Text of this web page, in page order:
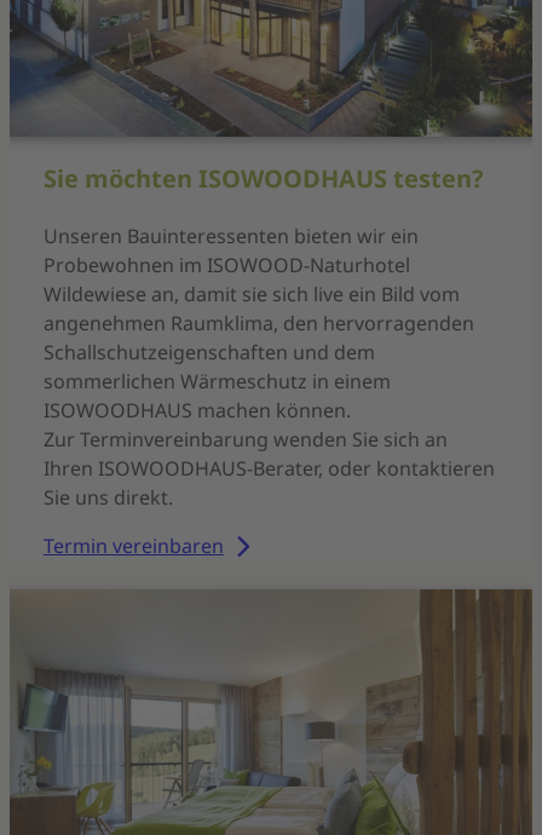
Sie möchten ISOWOODHAUS testen?
Unseren Bauinteressenten bieten wir ein
Probewohnen im ISOWOOD-Naturhotel
Wildewiese an, damit sie sich live ein Bild vom
angenehmen Raumklima, den hervorragenden
Schallschutzeigenschaften und dem
sommerlichen Wärmeschutz in einem
ISOWOODHAUS machen können.
Zur Terminvereinbarung wenden Sie sich an
Ihren ISOWOODHAUS-Berater, oder kontaktieren
Sie uns direkt.
Termin vereinbaren